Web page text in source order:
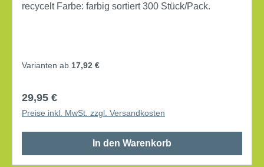
recycelt Farbe: farbig sortiert 300 Stück/Pack.
Varianten ab 17,92 €
Regulärer Preis:
29,95 €
Preise inkl. MwSt. zzgl. Versandkosten
In den Warenkorb